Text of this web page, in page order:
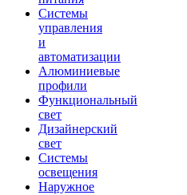
Системы
управления
и
автоматизации
Алюминиевые
профили
Функциональный
свет
Дизайнерский
свет
Системы
освещения
Наружное